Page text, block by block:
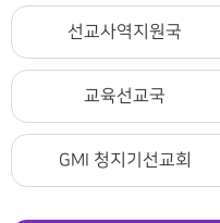
선교사역지원국
교육선교국
GMI 청지기선교회